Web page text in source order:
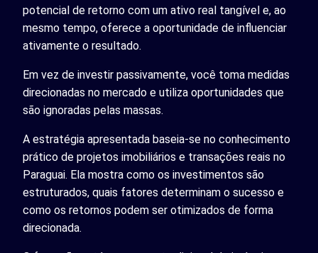
potencial de retorno com um ativo real tangível e, ao
mesmo tempo, oferece a oportunidade de influenciar
ativamente o resultado.
Em vez de investir passivamente, você toma medidas
direcionadas no mercado e utiliza oportunidades que
são ignoradas pelas massas.
A estratégia apresentada baseia-se no conhecimento
prático de projetos imobiliários e transações reais no
Paraguai. Ela mostra como os investimentos são
estruturados, quais fatores determinam o sucesso e
como os retornos podem ser otimizados de forma
direcionada.